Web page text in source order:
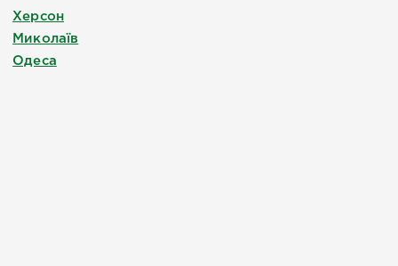
Херсон
Миколаїв
Одеса